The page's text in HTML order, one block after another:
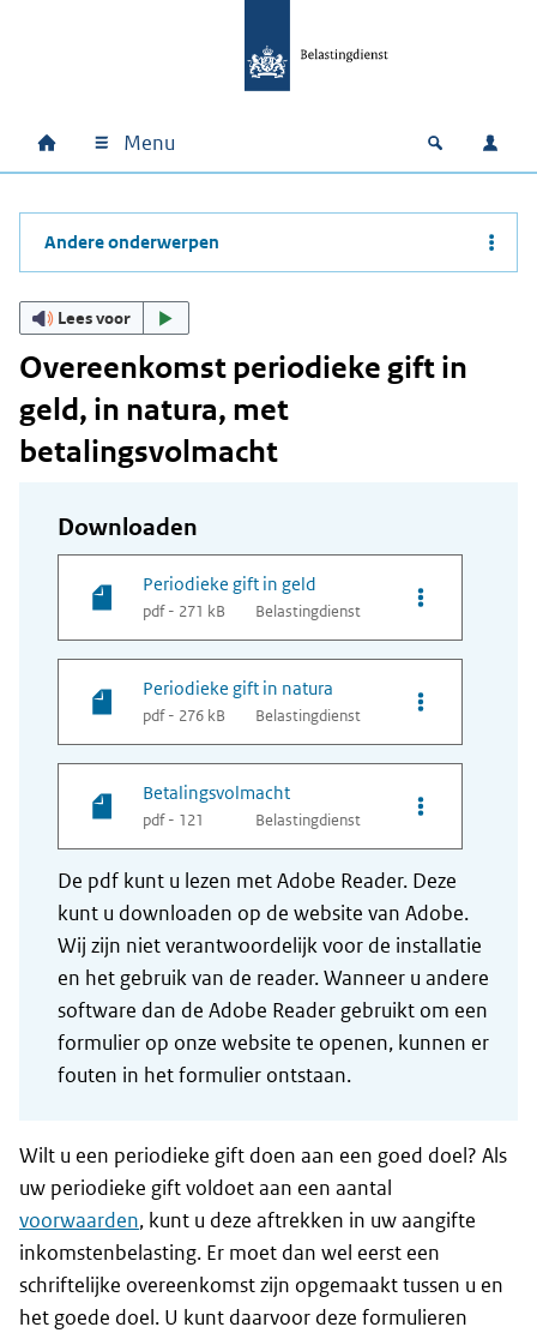
Hoofdnavigatie
Home Menu Open
Andere onderwerpen
Lees voor
Overeenkomst periodieke gift in
geld, in natura, met
betalingsvolmacht
Downloaden
Periodieke gift in geld
pdf - 271 kB Belastingdienst
Opties van
Periodieke gift in natura
pdf - 276 kB Belastingdienst
Opties van
Betalingsvolmacht
pdf - 121 Belastingdienst
Opties van
De pdf kunt u lezen met Adobe Reader. Deze
kunt u downloaden op de website van Adobe.
Wij zijn niet verantwoordelijk voor de installatie
en het gebruik van de reader. Wanneer u andere
software dan de Adobe Reader gebruikt om een
formulier op onze website te openen, kunnen er
fouten in het formulier ontstaan.
Wilt u een periodieke gift doen aan een goed doel? Als
uw periodieke gift voldoet aan een aantal
voorwaarden, kunt u deze aftrekken in uw aangifte
inkomstenbelasting. Er moet dan wel eerst een
schriftelijke overeenkomst zijn opgemaakt tussen u en
het goede doel. U kunt daarvoor deze formulieren